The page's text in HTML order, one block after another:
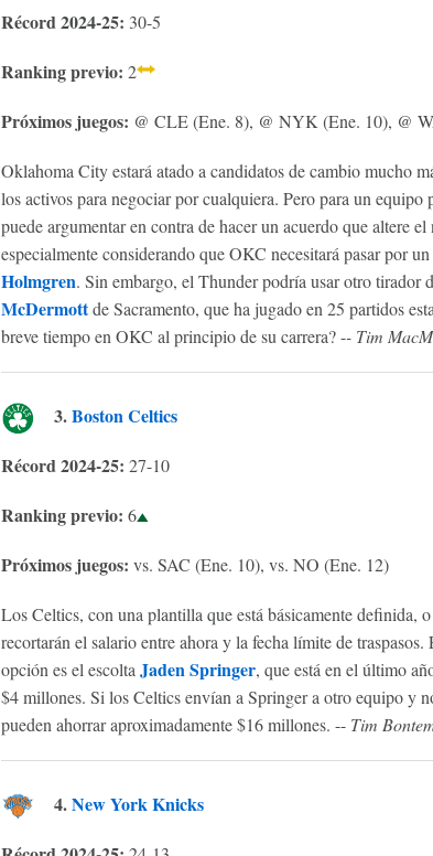
Récord 2024-25: 30-5
Ranking previo: 2
Próximos juegos: @ CLE (Ene. 8), @ NYK (Ene. 10), @
Oklahoma City estará atado a candidatos de cambio mucho
los activos para negociar por cualquiera. Pero para un equipo
puede argumentar en contra de hacer un acuerdo que altere
especialmente considerando que OKC necesitará pasar por
Holmgren. Sin embargo, el Thunder podría usar otro tirador
McDermottde Sacramento, que ha jugado en 25 partidos
breve tiempo en OKC al principio de su carrera? -- Tim
3.Boston Celtics
Récord 2024-25: 27-10
Ranking previo: 6
Próximos juegos: vs. SAC (Ene. 10), vs. NO (Ene. 12)
Los Celtics, con una plantilla que está básicamente definida,
recortarán el salario entre ahora y la fecha límite de
opción es el escoltaJaden Springer, que está en el último
$4 millones. Si los Celtics envían a Springer a otro equipo y
pueden ahorrar aproximadamente $16 millones. --Tim
4.New York Knicks